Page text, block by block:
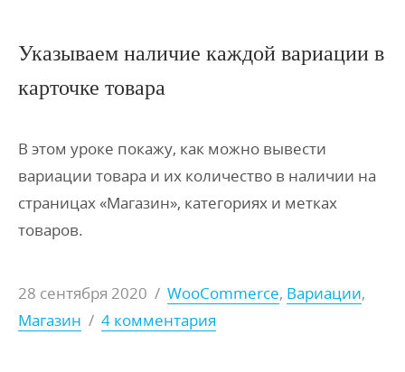
Указываем наличие каждой вариации в
карточке товара
В этом уроке покажу, как можно вывести
вариации товара и их количество в наличии на
страницах «Магазин», категориях и метках
товаров.
28 сентября 2020 / WooCommerce, Вариации,
Магазин / 4 комментария